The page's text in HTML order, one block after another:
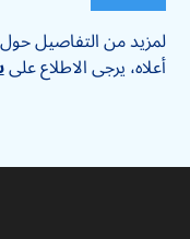
لمزيد من التفاصيل
أعلاه، يرجى الاطلاع على